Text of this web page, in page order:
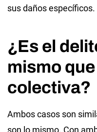
sus daños específicos.
¿Es el
mismo
colectiva?
Ambos casos son
son lo mismo. Con